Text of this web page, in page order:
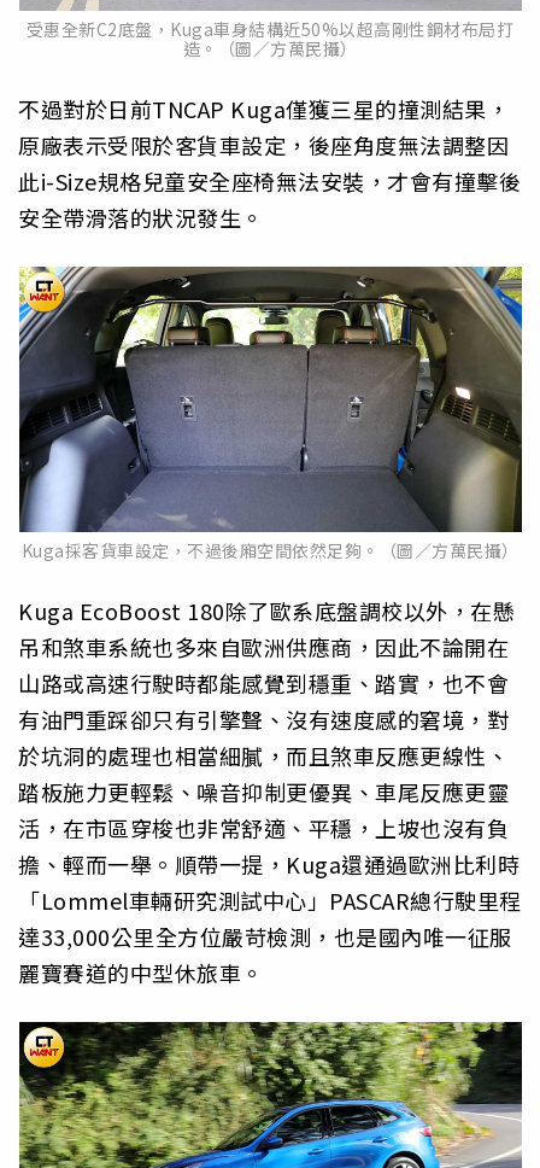
受惠全新C2底盤，Kuga車身結構近50%以超高剛性鋼材布局打
造。（圖／方萬民攝）
不過對於日前TNCAP Kuga僅獲三星的撞測結果，
原廠表示受限於客貨車設定，後座角度無法調整因
此i-Size規格兒童安全座椅無法安裝，才會有撞擊後
安全帶滑落的狀況發生。
Kuga採客貨車設定，不過後廂空間依然足夠。（圖／方萬民攝）
Kuga EcoBoost 180除了歐系底盤調校以外，在懸
吊和煞車系統也多來自歐洲供應商，因此不論開在
山路或高速行駛時都能感覺到穩重、踏實，也不會
有油門重踩卻只有引擎聲、沒有速度感的窘境，對
於坑洞的處理也相當細膩，而且煞車反應更線性、
踏板施力更輕鬆、噪音抑制更優異、車尾反應更靈
活，在市區穿梭也非常舒適、平穩，上坡也沒有負
擔、輕而一舉。順帶一提，Kuga還通過歐洲比利時
「Lommel車輛研究測試中心」PASCAR總行駛里程
達33,000公里全方位嚴苛檢測，也是國內唯一征服
麗寶賽道的中型休旅車。